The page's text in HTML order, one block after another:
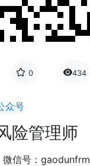
0 434
众号
险管理师
微信号：gaodunfrm